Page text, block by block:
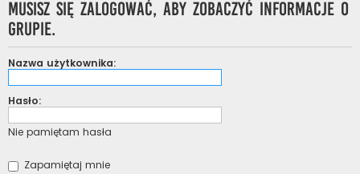
Musisz się zalogować, aby zobaczyć informacje o
grupie.
Nazwa użytkownika:
Hasło:
Nie pamiętam hasła
Zapamiętaj mnie